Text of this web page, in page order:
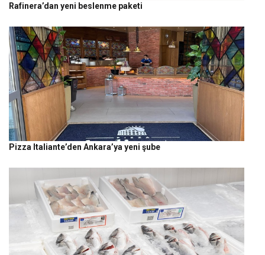
Rafinera’dan yeni beslenme paketi
Pizza Italiante’den Ankara’ya yeni şube